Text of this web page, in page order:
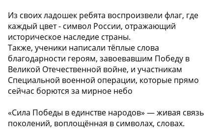
Из своих ладошек ребята воспроизвели флаг, где
каждый цвет - символ России, отражающий
историческое наследие страны.
Также, ученики написали тёплые слова
благодарности героям, завоевавшим Победу в
Великой Отечественной войне, и участникам
Специальной военной операции, которые прямо
сейчас борются за мирное небо
«Сила Победы в единстве народов» — живая связь
поколений, воплощённая в символах, словах.